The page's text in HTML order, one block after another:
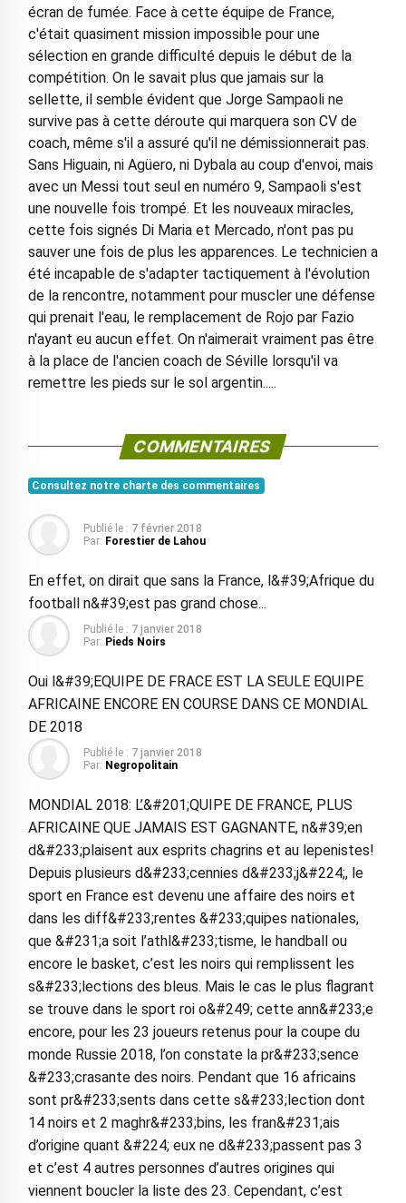
écran de fumée. Face à cette équipe de France,
c'était quasiment mission impossible pour une
sélection en grande difficulté depuis le début de la
compétition. On le savait plus que jamais sur la
sellette, il semble évident que Jorge Sampaoli ne
survive pas à cette déroute qui marquera son CV de
coach, même s'il a assuré qu'il ne démissionnerait pas.
Sans Higuain, ni Agüero, ni Dybala au coup d'envoi, mais
avec un Messi tout seul en numéro 9, Sampaoli s'est
une nouvelle fois trompé. Et les nouveaux miracles,
cette fois signés Di Maria et Mercado, n'ont pas pu
sauver une fois de plus les apparences. Le technicien a
été incapable de s'adapter tactiquement à l'évolution
de la rencontre, notamment pour muscler une défense
qui prenait l'eau, le remplacement de Rojo par Fazio
n'ayant eu aucun effet. On n'aimerait vraiment pas être
à la place de l'ancien coach de Séville lorsqu'il va
remettre les pieds sur le sol argentin.....
COMMENTAIRES
Consultez notre charte des commentaires
Publié le : 7 février 2018
Par: Forestier de Lahou
En effet, on dirait que sans la France, l&#39;Afrique du
football n&#39;est pas grand chose...
Publié le : 7 janvier 2018
Par: Pieds Noirs
Oui l&#39;EQUIPE DE FRACE EST LA SEULE EQUIPE
AFRICAINE ENCORE EN COURSE DANS CE MONDIAL
DE 2018
Publié le : 7 janvier 2018
Par: Negropolitain
MONDIAL 2018: L’&#201;QUIPE DE FRANCE, PLUS
AFRICAINE QUE JAMAIS EST GAGNANTE, n&#39;en
d&#233;plaisent aux esprits chagrins et au lepenistes!
Depuis plusieurs d&#233;cennies d&#233;j&#224;, le
sport en France est devenu une affaire des noirs et
dans les diff&#233;rentes &#233;quipes nationales,
que &#231;a soit l’athl&#233;tisme, le handball ou
encore le basket, c’est les noirs qui remplissent les
s&#233;lections des bleus. Mais le cas le plus flagrant
se trouve dans le sport roi o&#249; cette ann&#233;e
encore, pour les 23 joueurs retenus pour la coupe du
monde Russie 2018, l’on constate la pr&#233;sence
&#233;crasante des noirs. Pendant que 16 africains
sont pr&#233;sents dans cette s&#233;lection dont
14 noirs et 2 maghr&#233;bins, les fran&#231;ais
d’origine quant &#224; eux ne d&#233;passent pas 3
et c’est 4 autres personnes d’autres origines qui
viennent boucler la liste des 23. Cependant, c’est